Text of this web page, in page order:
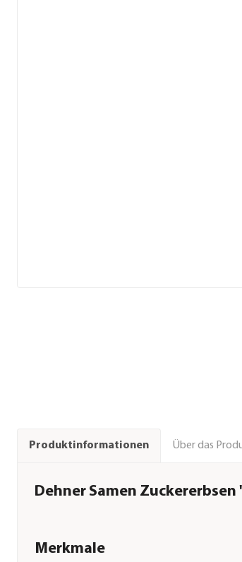
Produktinformationen Über das
Dehner Samen Zuckererbsen
Merkmale